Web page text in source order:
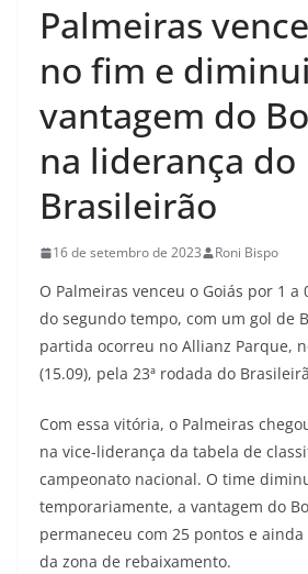
Palmeiras
no fim e diminui
vantagem do
na liderança do
Brasileirão
16 de setembro de 2023 Roni Bispo
O Palmeiras venceu o Goiás por 1 a
do segundo tempo, com um gol de
partida ocorreu no Allianz Parque,
(15.09), pela 23ª rodada do
Com essa vitória, o Palmeiras
na vice-liderança da tabela de
campeonato nacional. O time
temporariamente, a vantagem do
permaneceu com 25 pontos e
da zona de rebaixamento.